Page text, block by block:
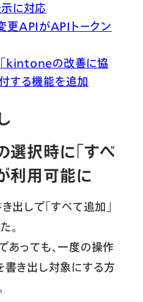
に対応
更APIがAPIトークン
「kintoneの改善に協
する機能を追加
選択時に「すべ
利用可能に
出しで「すべて追加」
。
あっても、一度の操作
書き出し対象にする方